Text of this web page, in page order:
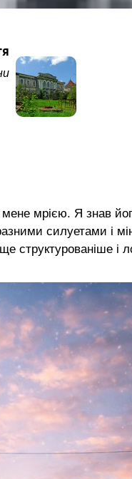
мрією. Я знав
силуетами і
структурованіше і